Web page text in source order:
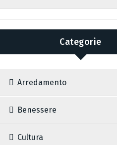
Categorie
Arredamento
Benessere
Cultura